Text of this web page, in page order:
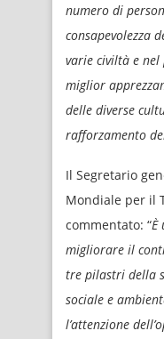
numero di
consapevolezza
varie civiltà e
miglior
delle diverse
rafforzamento
Il Segretario
Mondiale per il
commentato: “È
migliorare il
tre pilastri della
sociale e
l’attenzione